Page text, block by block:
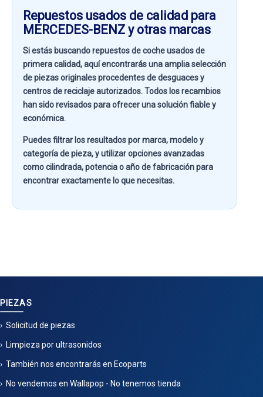
Repuestos usados de calidad para
MERCEDES-BENZ y otras marcas
Si estás buscandorepuestos de coche usados de
primera calidad, aquí encontrarás una amplia selección
de piezas originales procedentes de desguaces y
centros de reciclaje autorizados. Todos los recambios
han sido revisados para ofrecer una solución fiable y
económica.
Puedes filtrar los resultados pormarca, modelo y
categoría de pieza, y utilizar opciones avanzadas
comocilindrada, potencia o año de fabricaciónpara
encontrar exactamente lo que necesitas.
PIEZAS
Solicitud de piezas
Limpieza por ultrasonidos
También nos encontrarás en Ecoparts
No vendemos en Wallapop - No tenemos tienda